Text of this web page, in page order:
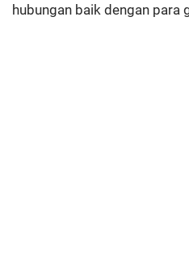
hubungan baik dengan para